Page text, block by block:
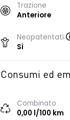
Trazione
Anteriore
Neopatentati
Sì
Consumi ed
Combinato
0,00 l/100 km